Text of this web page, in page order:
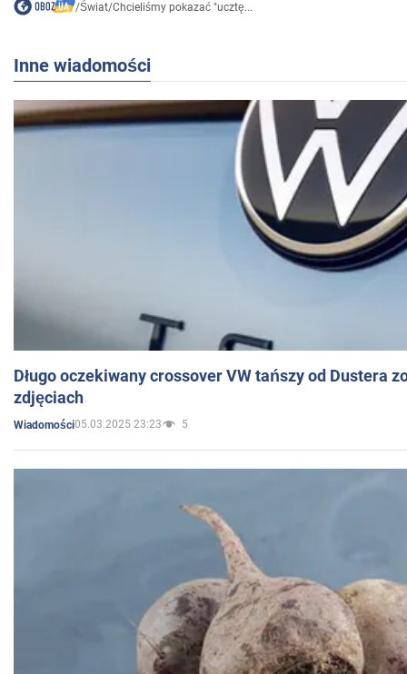
/Świat/Chcieliśmy pokazać "ucztę...
Inne wiadomości
Długo oczekiwany crossover VW tańszy od Dustera
zdjęciach
Wiadomości05.03.2025 23:23 5